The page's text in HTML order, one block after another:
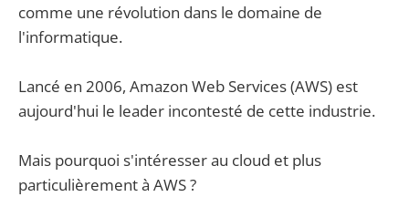
comme une révolution dans le domaine de
l'informatique.
Lancé en 2006, Amazon Web Services (AWS) est
aujourd'hui le leader incontesté de cette industrie.
Mais pourquoi s'intéresser au cloud et plus
particulièrement à AWS ?